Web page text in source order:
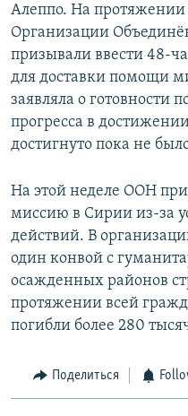
Алеппо. На протяжении
Организации
призывали ввести 48-
для доставки помощи
заявляла о готовности
прогресса в
достигнуто пока не
На этой неделе ООН
миссию в Сирии из-за
действий. В
один конвой с
осажденных районов
протяжении всей
погибли более 280
Поделиться